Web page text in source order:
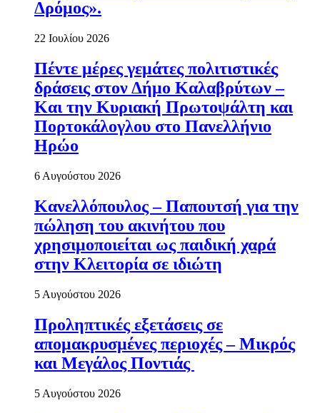
Δρόμος».
22 Ιουλίου 2026
Πέντε μέρες γεμάτες πολιτιστικές
δράσεις στον Δήμο Καλαβρύτων –
Και την Κυριακή Πρωτοψάλτη και
Πορτοκάλογλου στο Πανελλήνιο
Ηρώο
6 Αυγούστου 2026
Κανελλόπουλος – Παπουτσή για την
πώληση του ακινήτου που
χρησιμοποιείται ως παιδική χαρά
στην Κλειτορία σε ιδιώτη
5 Αυγούστου 2026
Προληπτικές εξετάσεις σε
απομακρυσμένες περιοχές – Μικρός
και Μεγάλος Ποντιάς
5 Αυγούστου 2026